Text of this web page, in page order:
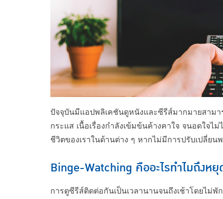
ปัจจุบันมีแอปพลิเคชันดูหนังและซีรีส์มากมายสามา
กระแส เนื้อเรื่องกำลังเข้มข้นค้างคาใจ จนอดใจ
ชีวิตของเราในด้านต่าง ๆ หากไม่มีการปรับเปลี่ยน
Binge-Watching คืออะไรทำไมถึงห
การดูซีรีส์ติดต่อกันเป็นเวลานานจนถึงเช้าโดยไม่